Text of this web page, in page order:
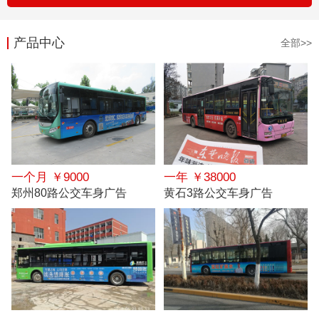
产品中心 全部>>
一个月 ￥9000
郑州80路公交车身广告
一年 ￥38000
黄石3路公交车身广告